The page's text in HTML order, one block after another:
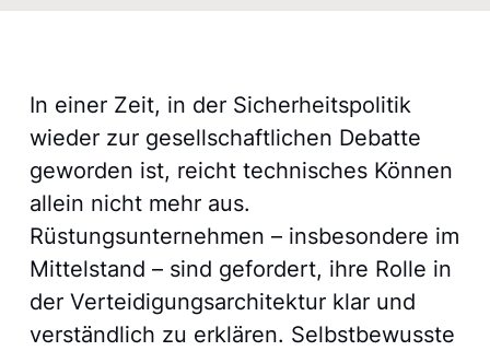
In einer Zeit, in der Sicherheitspolitik
wieder zur gesellschaftlichen Debatte
geworden ist, reicht technisches Können
allein nicht mehr aus.
Rüstungsunternehmen – insbesondere im
Mittelstand – sind gefordert, ihre Rolle in
der Verteidigungsarchitektur klar und
verständlich zu erklären. Selbstbewusste